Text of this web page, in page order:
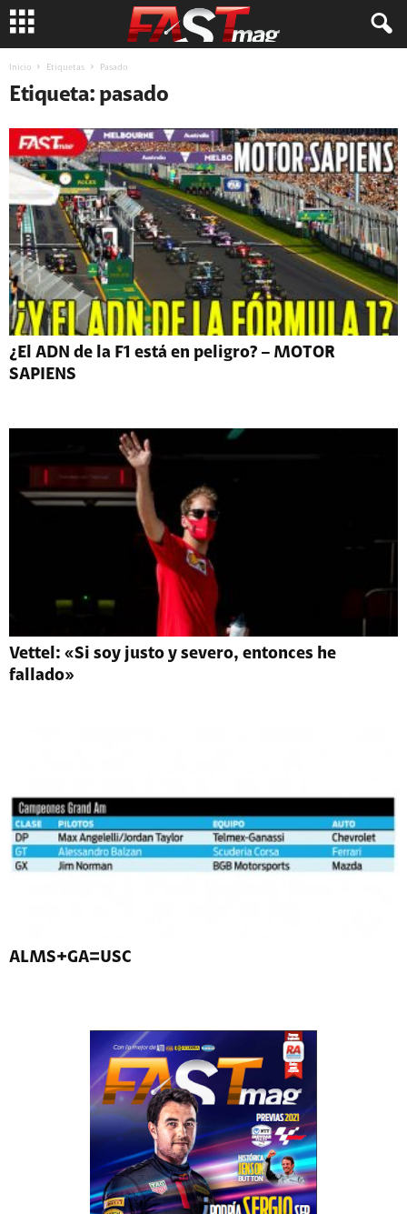
Inicio Etiquetas Pasado
Etiqueta: pasado
¿El ADN de la F1 está en peligro? – MOTOR
SAPIENS
Vettel: «Si soy justo y severo, entonces he
fallado»
ALMS+GA=USC